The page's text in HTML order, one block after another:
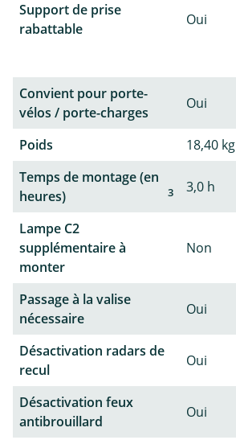
Support de prise
rabattable
Oui
Convient pour porte-
vélos / porte-charges
Oui
Poids
18,40 kg
Temps de montage (en
heures)
3 3,0 h
Lampe C2
supplémentaire à
monter
Non
Passage à la valise
nécessaire
Oui
Désactivation radars de
recul
Oui
Désactivation feux
antibrouillard
Oui